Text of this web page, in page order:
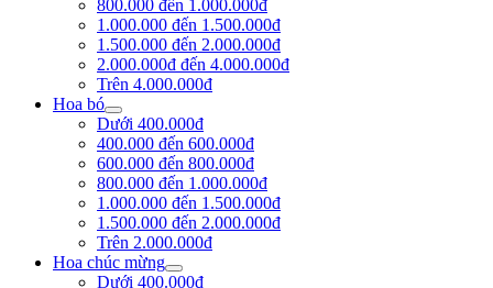
800.000 đến 1.000.000đ
1.000.000 đến 1.500.000đ
1.500.000 đến 2.000.000đ
2.000.000đ đến 4.000.000đ
Trên 4.000.000đ
Hoa bó
Dưới 400.000đ
400.000 đến 600.000đ
600.000 đến 800.000đ
800.000 đến 1.000.000đ
1.000.000 đến 1.500.000đ
1.500.000 đến 2.000.000đ
Trên 2.000.000đ
Hoa chúc mừng
Dưới 400.000đ